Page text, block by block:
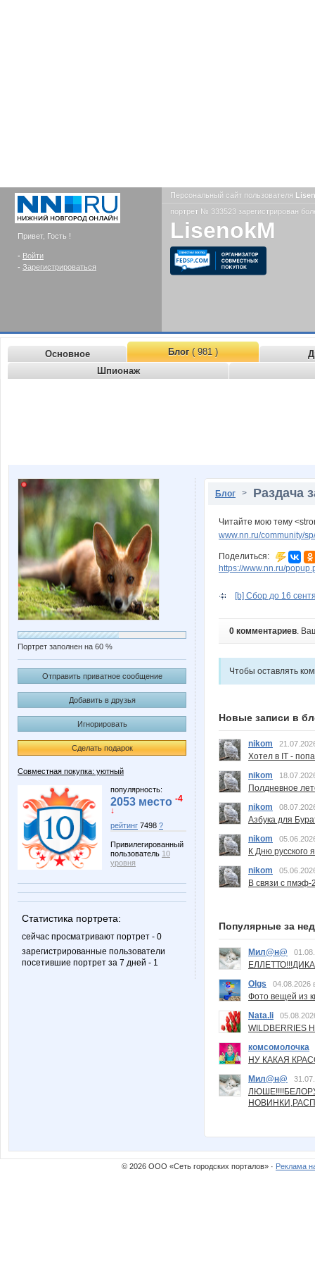
Привет, Гость !
- Войти
- Зарегистрироваться
Персональный сайт пользователя
портрет № 333523 зарегистрирован
LisenokM
Основное Блог( 981 )
Шпионаж
Портрет заполнен на 60 %
Отправить приватное сообщение
Добавить в друзья
Игнорировать
Сделать подарок
Совместная покупка: уютный
популярность:
2053 место -4
↓
рейтинг 7498 ?
Привилегированный
пользователь 10
уровня
Статистика портрета:
сейчас просматривают портрет - 0
зарегистрированные пользователи
посетившие портрет за 7 дней - 1
Блог > Раздача
Читайте мою тему
www.nn.ru/community/
Поделиться:
https://www.nn.ru/
[b] Сбор до 16
0 комментариев.
Чтобы оставлять
Новые записи в
nikom
Хотел в IT -
nikom
Полдневное
nikom
Азбука для
nikom
К Дню русского
nikom
В связи с пмэф-
Популярные за
Мил@н@
Olgs
04.08.2026
Фото вещей из
Nata.li
комсомолочка
НУ КАКАЯ
Мил@н@
© 2026 ООО «Сеть городских порталов» · Реклама